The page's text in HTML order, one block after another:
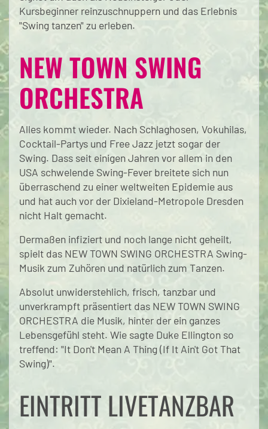
Kursbeginner reinzuschnuppern und das Erlebnis
"Swing tanzen" zu erleben.
NEW TOWN SWING
ORCHESTRA
Alles kommt wieder. Nach Schlaghosen, Vokuhilas,
Cocktail-Partys und Free Jazz jetzt sogar der
Swing. Dass seit einigen Jahren vor allem in den
USA schwelende Swing-Fever breitete sich nun
überraschend zu einer weltweiten Epidemie aus
und hat auch vor der Dixieland-Metropole Dresden
nicht Halt gemacht.
Dermaßen infiziert und noch lange nicht geheilt,
spielt das NEW TOWN SWING ORCHESTRA Swing-
Musik zum Zuhören und natürlich zum Tanzen.
Absolut unwiderstehlich, frisch, tanzbar und
unverkrampft präsentiert das NEW TOWN SWING
ORCHESTRA die Musik, hinter der ein ganzes
Lebensgefühl steht. Wie sagte Duke Ellington so
treffend: "It Don't Mean A Thing (If It Ain't Got That
Swing)".
EINTRITT LIVETANZBAR